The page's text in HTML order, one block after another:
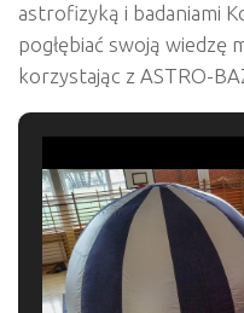
astrofizyką i badaniami
pogłębiać swoją wiedzę
korzystając z ASTRO-